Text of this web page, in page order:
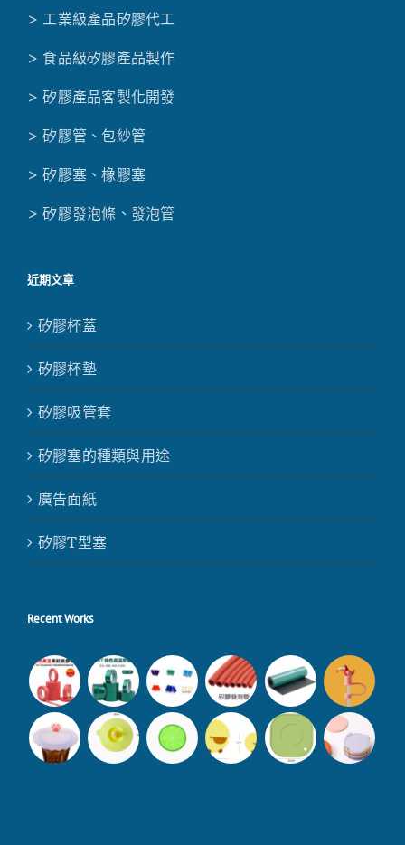
> 工業級產品矽膠代工
> 食品級矽膠產品製作
> 矽膠產品客製化開發
> 矽膠管、包紗管
> 矽膠塞、橡膠塞
> 矽膠發泡條、發泡管
近期文章
矽膠杯蓋
矽膠杯墊
矽膠吸管套
矽膠塞的種類與用途
廣告面紙
矽膠T型塞
Recent Works